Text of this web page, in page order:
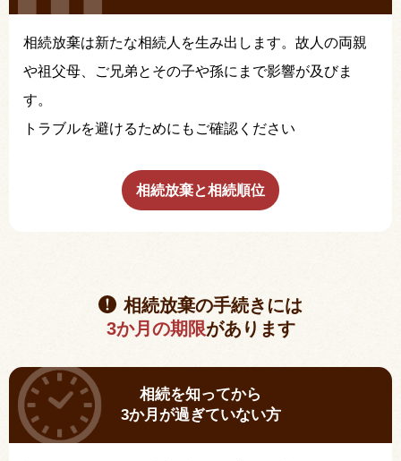
相続放棄は新たな相続人を生み出します。故人の両親
や祖父母、ご兄弟とその子や孫にまで影響が及びま
す。
トラブルを避けるためにもご確認ください
相続放棄と相続順位
相続放棄の手続きには
3か月の期限があります
相続を知ってから
3か月が過ぎていない方